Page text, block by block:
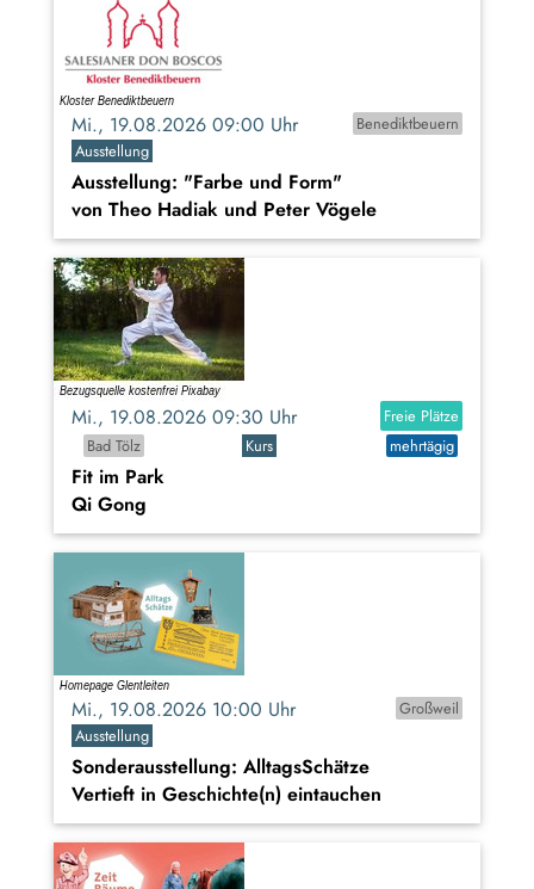
Mi., 19.08.2026 09:00 Uhr
Benediktbeuern
Ausstellung
Ausstellung: "Farbe und Form"
von Theo Hadiak und Peter Vögele
Mi., 19.08.2026 09:30 Uhr
Freie Plätze
Bad Tölz
Kurs mehrtägig
Fit im Park
Qi Gong
Mi., 19.08.2026 10:00 Uhr
Großweil
Ausstellung
Sonderausstellung: AlltagsSchätze
Vertieft in Geschichte(n) eintauchen